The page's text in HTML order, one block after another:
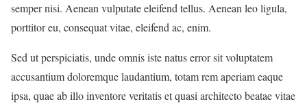
semper nisi. Aenean vulputate eleifend tellus. Aenean leo ligula,
porttitor eu, consequat vitae, eleifend ac, enim.
Sed ut perspiciatis, unde omnis iste natus error sit voluptatem
accusantium doloremque laudantium, totam rem aperiam eaque
ipsa, quae ab illo inventore veritatis et quasi architecto beatae vitae